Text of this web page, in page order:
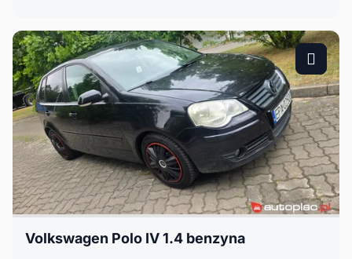
Volkswagen Polo IV 1.4 benzyna